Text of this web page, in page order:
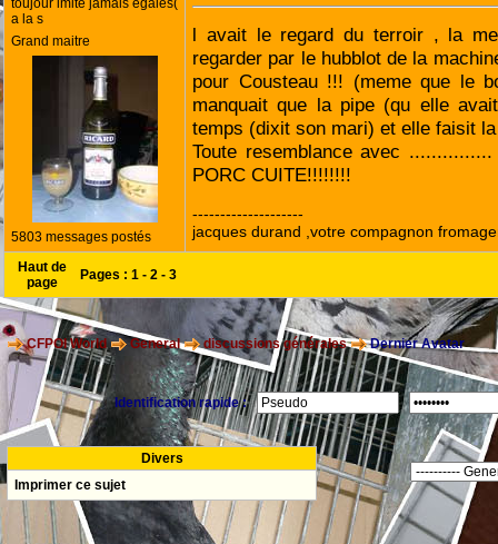
toujour imite jamais egales(
a la s
Grand maitre
5803 messages postés
l avait le regard du terroir , la
regarder par le hubblot de la
pour Cousteau !!! (meme que le
manquait que la pipe (qu elle
temps (dixit son mari) et elle faisit
Toute resemblance avec
PORC CUITE!!!!!!!!
--------------------
jacques durand ,votre compagnon
Haut de
page
Pages : 1 - 2 - 3
CFPOI World General discussions générales Dernier Avatar
Identification rapide :
Divers
Imprimer ce sujet